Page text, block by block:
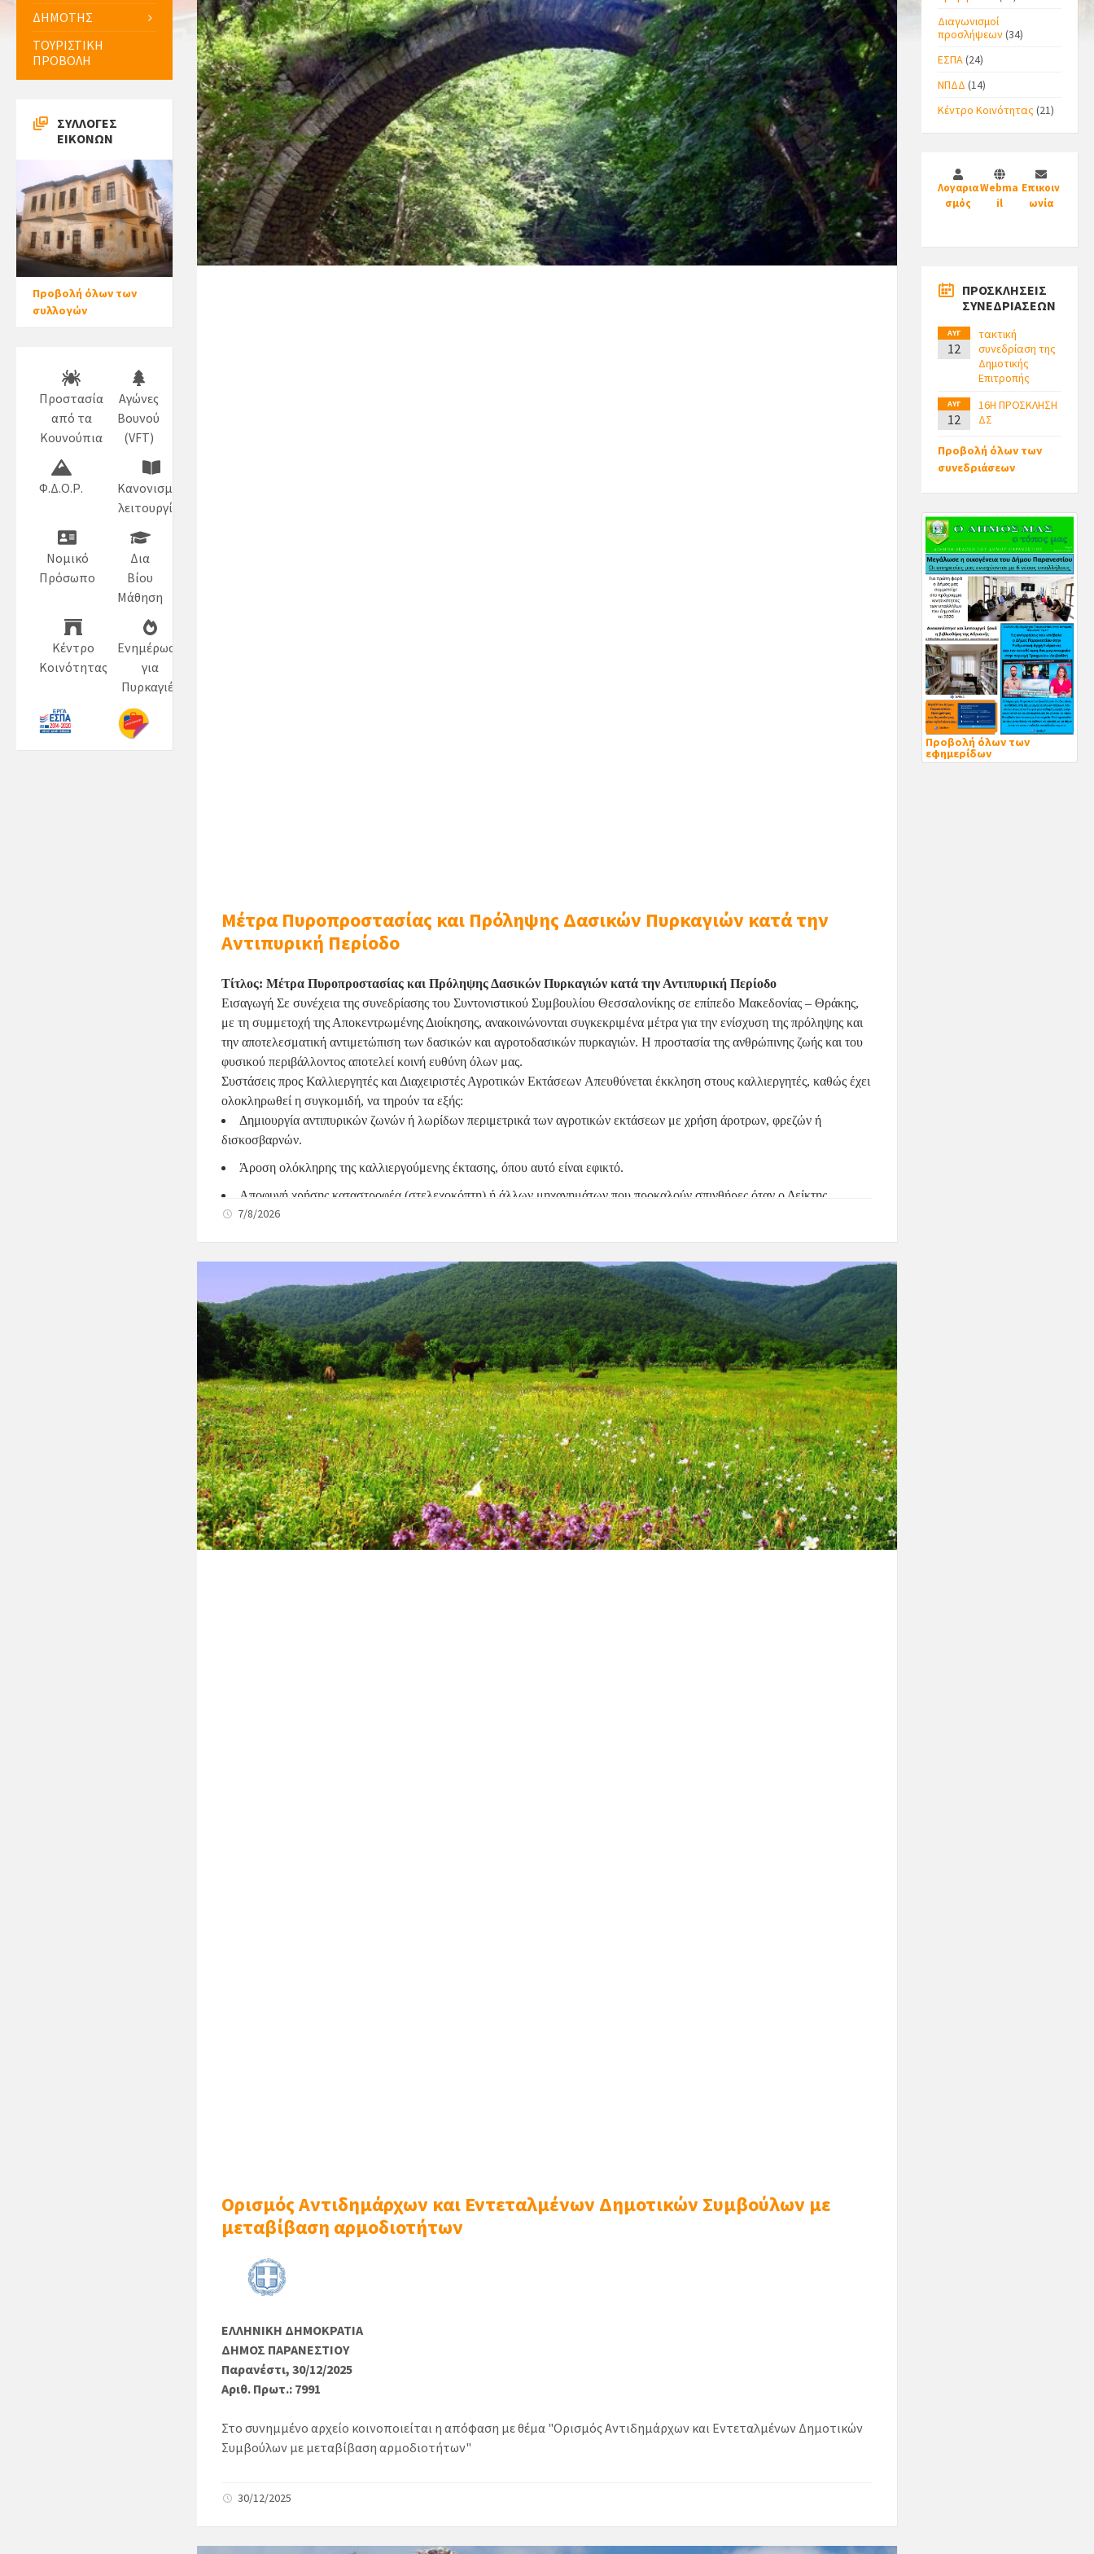
Μέτρα Πυροπροστασίας και Πρόληψης Δασικών Πυρκαγιών κατά την
Αντιπυρική Περίοδο
Τίτλος: Μέτρα Πυροπροστασίας και Πρόληψης Δασικών Πυρκαγιών κατά την Αντιπυρική Περίοδο
Εισαγωγή Σε συνέχεια της συνεδρίασης του Συντονιστικού Συμβουλίου Θεσσαλονίκης σε επίπεδο Μακεδονίας – Θράκης,
με τη συμμετοχή της Αποκεντρωμένης Διοίκησης, ανακοινώνονται συγκεκριμένα μέτρα για την ενίσχυση της πρόληψης και
την αποτελεσματική αντιμετώπιση των δασικών και αγροτοδασικών πυρκαγιών. Η προστασία της ανθρώπινης ζωής και του
φυσικού περιβάλλοντος αποτελεί κοινή ευθύνη όλων μας.
Συστάσεις προς Καλλιεργητές και Διαχειριστές Αγροτικών Εκτάσεων Απευθύνεται έκκληση στους καλλιεργητές, καθώς έχει
ολοκληρωθεί η συγκομιδή, να τηρούν τα εξής:
Δημιουργία αντιπυρικών ζωνών ή λωρίδων περιμετρικά των αγροτικών εκτάσεων με χρήση άροτρων, φρεζών ή
δισκοσβαρνών.
Άροση ολόκληρης της καλλιεργούμενης έκτασης, όπου αυτό είναι εφικτό.
Αποφυγή χρήσης καταστροφέα (στελεχοκόπτη) ή άλλων μηχανημάτων που προκαλούν σπινθήρες όταν ο Δείκτης
Επικινδυνότητας είναι κατηγορίας 3 ή μεγαλύτερος
Ενημερώνονται για τους κινδύνους εκδήλωσης πυρκαγιάς και τα μέτρα αυτοπροστασίας.
Επιδεικνύουν αυξημένη υπευθυνότητα και να τηρούν πιστά τις οδηγίες των αρμόδιων αρχών
Δράσεις του Δήμου Ο Δήμος μας, σε πλήρη ετοιμότητα, μεριμνά για:
Τη συντήρηση αντιπυρικών ζωνών γύρω από οικισμούς.
Τον καθαρισμό πρανών στο οδικό δίκτυο και κοινόχρηστων χώρων.
Την καθημερινή επιτήρηση χώρων εναπόθεσης απορριμμάτων.
7/8/2026
Ορισμός Αντιδημάρχων και Εντεταλμένων Δημοτικών Συμβούλων με
μεταβίβαση αρμοδιοτήτων
ΕΛΛΗΝΙΚΗ ΔΗΜΟΚΡΑΤΙΑ
ΔΗΜΟΣ ΠΑΡΑΝΕΣΤΙΟΥ
Παρανέστι, 30/12/2025
Αριθ. Πρωτ.: 7991
Στο συνημμένο αρχείο κοινοποιείται η απόφαση με θέμα "Ορισμός Αντιδημάρχων και Εντεταλμένων Δημοτικών
Συμβούλων με μεταβίβαση αρμοδιοτήτων"
30/12/2025
ΔΗΜΟΤΗΣ
ΤΟΥΡΙΣΤΙΚΗ
ΠΡΟΒΟΛΗ
ΣΥΛΛΟΓΕΣ
ΕΙΚΟΝΩΝ
Προβολή όλων των
συλλογών
Προστασία
από τα
Κουνούπια
Αγώνες
Βουνού
(VFT)
Φ.Δ.Ο.Ρ.
Κανονισμός
λειτουργίας
Νομικό
Πρόσωπο
Δια
Βίου
Μάθηση
Κέντρο
Κοινότητας
Ενημέρωση
για
Πυρκαγιές
Διαγωνισμοί
προσλήψεων(34)
ΕΣΠΑ(24)
ΝΠΔΔ (14)
Κέντρο Κοινότητας(21)
Λογαρια
σμός
Webma
il
Επικοιν
ωνία
ΠΡΟΣΚΛΗΣΕΙΣ
ΣΥΝΕΔΡΙΑΣΕΩΝ
ΑΥΓ
12
τακτική
συνεδρίαση της
Δημοτικής
Επιτροπής
ΑΥΓ
12
16Η ΠΡΟΣΚΛΗΣΗ
ΔΣ
Προβολή όλων των
συνεδριάσεων
Προβολή όλων των
εφημερίδων